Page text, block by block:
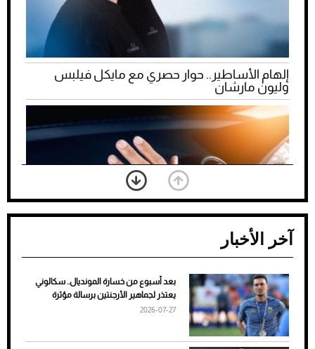
إلهام الأساطير.. حوار حصري مع مايكل فيلبس
وليون مارشان
ضعف تبريد مكيف السيارة عند الوقوف.. أشهر
الأسباب والحلول
آخر الأخبار
بعد أسبوع من خسارة المونديال.. سكالوني
يعتذر لجماهير الأرجنتين برسالة مؤثرة
2026-07-27